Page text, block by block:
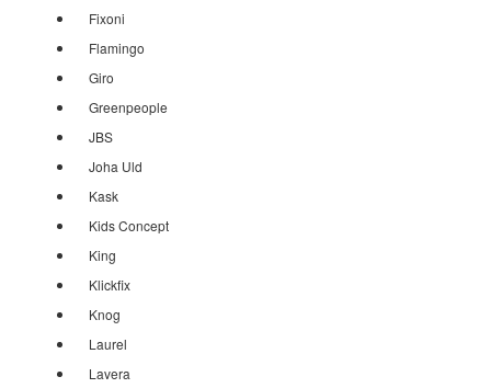
Fixoni
Flamingo
Giro
Greenpeople
JBS
Joha Uld
Kask
Kids Concept
King
Klickfix
Knog
Laurel
Lavera